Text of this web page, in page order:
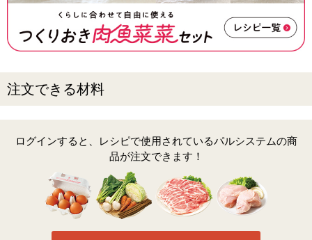
注文できる材料
ログインすると、レシピで使用されているパルシステムの商
品が注文できます！